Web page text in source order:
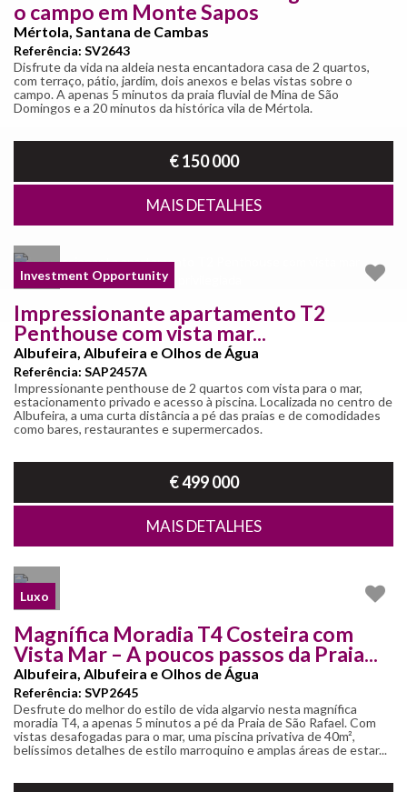
o campo em Monte Sapos
Mértola, Santana de Cambas
Referência: SV2643
Disfrute da vida na aldeia nesta encantadora casa de 2 quartos,
com terraço, pátio, jardim, dois anexos e belas vistas sobre o
campo. A apenas 5 minutos da praia fluvial de Mina de São
Domingos e a 20 minutos da histórica vila de Mértola.
€ 150 000
MAIS DETALHES
Investment Opportunity
Impressionante apartamento T2
Penthouse com vista mar...
Albufeira, Albufeira e Olhos de Água
Referência: SAP2457A
Impressionante penthouse de 2 quartos com vista para o mar,
estacionamento privado e acesso à piscina. Localizada no centro de
Albufeira, a uma curta distância a pé das praias e de comodidades
como bares, restaurantes e supermercados.
€ 499 000
MAIS DETALHES
Luxo
Magnífica Moradia T4 Costeira com
Vista Mar – A poucos passos da Praia...
Albufeira, Albufeira e Olhos de Água
Referência: SVP2645
Desfrute do melhor do estilo de vida algarvio nesta magnífica
moradia T4, a apenas 5 minutos a pé da Praia de São Rafael. Com
vistas desafogadas para o mar, uma piscina privativa de 40m²,
belíssimos detalhes de estilo marroquino e amplas áreas de estar...